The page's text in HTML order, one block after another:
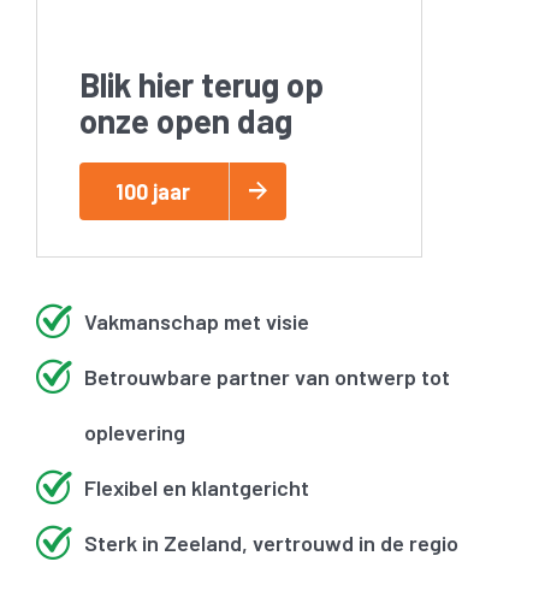
Blik hier terug op
onze open dag
100 jaar
Vakmanschap met visie
Betrouwbare partner van ontwerp tot
oplevering
Flexibel en klantgericht
Sterk in Zeeland, vertrouwd in de regio